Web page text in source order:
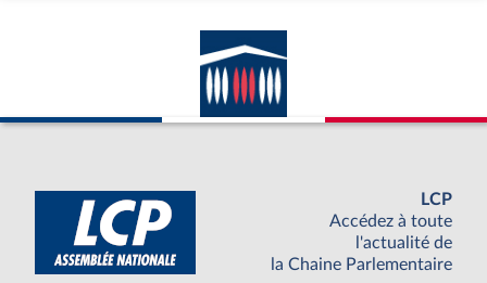
LCP
Accédez à toute
l'actualité de
la Chaine Parlementaire